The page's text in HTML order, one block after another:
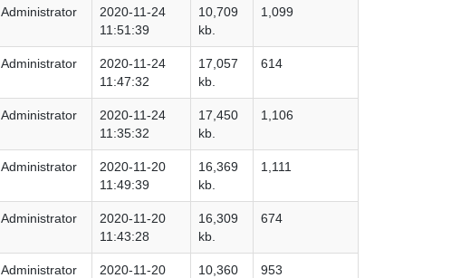
Administrator
2020-11-24
11:51:39
10,709
kb.
1,099
Administrator
2020-11-24
11:47:32
17,057
kb.
614
Administrator
2020-11-24
11:35:32
17,450
kb.
1,106
Administrator
2020-11-20
11:49:39
16,369
kb.
1,111
Administrator
2020-11-20
11:43:28
16,309
kb.
674
Administrator
2020-11-20
10,360
953